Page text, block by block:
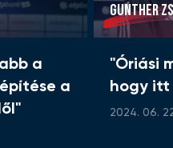
a
a
GUNTHER
"Óriási
hogy itt
2024. 06.